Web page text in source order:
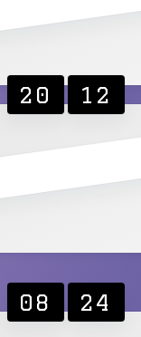
20 12
08 24